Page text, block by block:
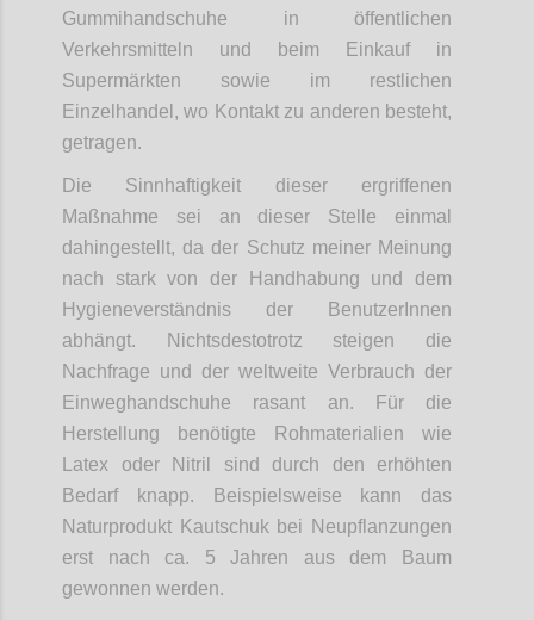
Gummihandschuhe in öffentlichen
Verkehrsmitteln und beim Einkauf in
Supermärkten sowie im restlichen
Einzelhandel, wo Kontakt zu anderen besteht,
getragen.
Die Sinnhaftigkeit dieser ergriffenen
Maßnahme sei an dieser Stelle einmal
dahingestellt, da der Schutz meiner Meinung
nach stark von der Handhabung und dem
Hygieneverständnis der BenutzerInnen
abhängt. Nichtsdestotrotz steigen die
Nachfrage und der weltweite Verbrauch der
Einweghandschuhe rasant an. Für die
Herstellung benötigte Rohmaterialien wie
Latex oder Nitril sind durch den erhöhten
Bedarf knapp. Beispielsweise kann das
Naturprodukt Kautschuk bei Neupflanzungen
erst nach ca. 5 Jahren aus dem Baum
gewonnen werden.